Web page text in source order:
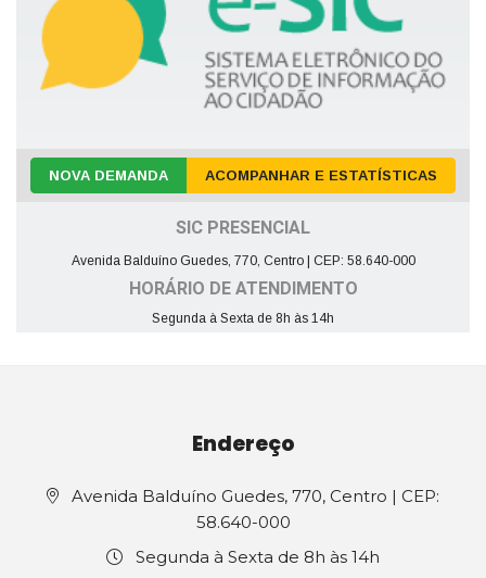
NOVA DEMANDA ACOMPANHAR E ESTATÍSTICAS
SIC PRESENCIAL
Avenida Balduíno Guedes, 770, Centro | CEP: 58.640-000
HORÁRIO DE ATENDIMENTO
Segunda à Sexta de 8h às 14h
Endereço
Avenida Balduíno Guedes, 770, Centro | CEP:
58.640-000
Segunda à Sexta de 8h às 14h